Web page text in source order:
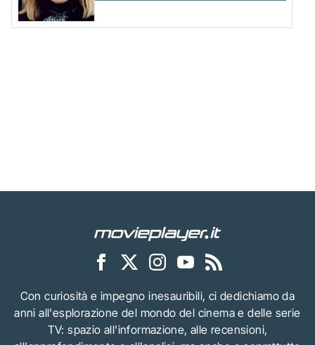
Con curiosità e impegno inesauribili, ci dedichiamo da
anni all'esplorazione del mondo del cinema e delle serie
TV: spazio all'informazione, alle recensioni,